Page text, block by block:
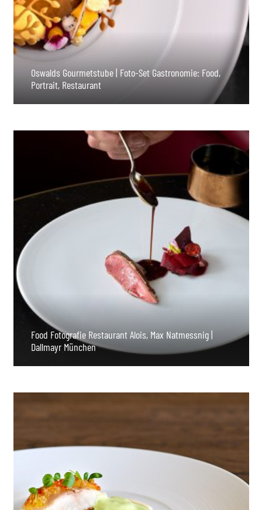
Oswalds Gourmetstube | Foto-Set Gastronomie: Food,
Portrait, Restaurant
Food Fotografie Restaurant Alois, Max Natmessnig |
Dallmayr München